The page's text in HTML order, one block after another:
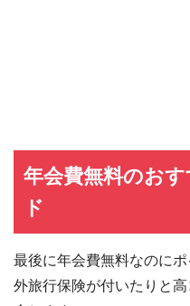
年会費無料のお
ド
最後に年会費無料なのに
外旅行保険が付いたりと